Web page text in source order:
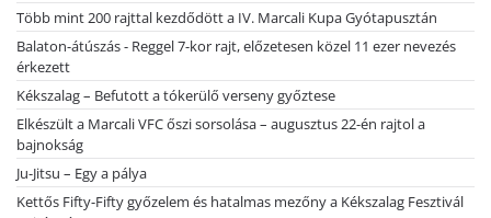
Több mint 200 rajttal kezdődött a IV. Marcali Kupa Gyótapusztán
Balaton-átúszás - Reggel 7-kor rajt, előzetesen közel 11 ezer nevezés
érkezett
Kékszalag – Befutott a tókerülő verseny győztese
Elkészült a Marcali VFC őszi sorsolása – augusztus 22-én rajtol a
bajnokság
Ju-Jitsu – Egy a pálya
Kettős Fifty-Fifty győzelem és hatalmas mezőny a Kékszalag Fesztivál